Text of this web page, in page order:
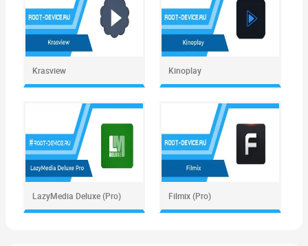
Krasview Kinoplay
LazyMedia Deluxe (Pro) Filmix (Pro)